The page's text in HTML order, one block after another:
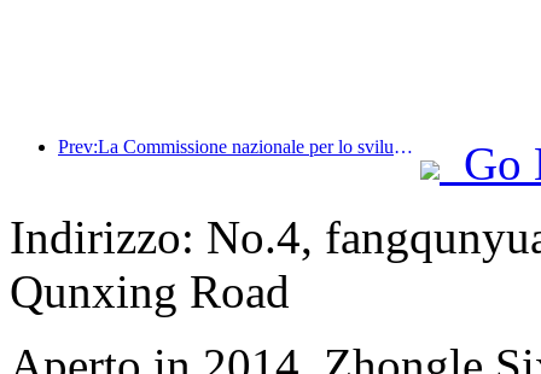
Prev:La Commissione nazionale per lo sviluppo e la riforma ha pubblicato il primo lotto di 49 destinazioni sportive all'aperto di alta qualità
Go
Indirizzo: No.4,
Qunxing Road